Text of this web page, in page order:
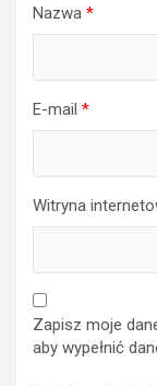
Nazwa *
E-mail *
Witryna
Zapisz moje
aby wypełnić